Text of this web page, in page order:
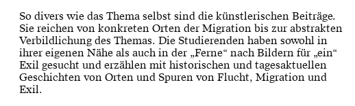
So divers wie das Thema selbst sind die künstlerischen Beiträge.
Sie reichen von konkreten Orten der Migration bis zur abstrakten
Verbildlichung des Themas. Die Studierenden haben sowohl in
ihrer eigenen Nähe als auch in der „Ferne“ nach Bildern für „ein“
Exil gesucht und erzählen mit historischen und tagesaktuellen
Geschichten von Orten und Spuren von Flucht, Migration und
Exil.